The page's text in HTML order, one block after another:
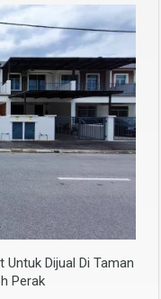
Dijual Di Taman
Perak